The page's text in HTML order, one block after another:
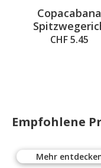
Average rating
Copacabana
50g
CHF 5.45
Empfohlene
Mehr